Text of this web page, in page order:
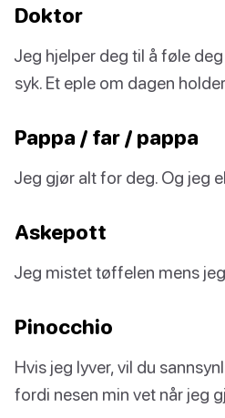
Doktor
Jeg hjelper deg til å føle
syk. Et eple om dagen
Pappa / far / pappa
Jeg gjør alt for deg. Og jeg
Askepott
Jeg mistet tøffelen mens
Pinocchio
Hvis jeg lyver, vil du
fordi nesen min vet når jeg